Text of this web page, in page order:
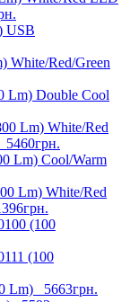
USB
White/Red/Green
Lm) Double Cool
Lm) White/Red
5460грн.
Lm) Cool/Warm
Lm) White/Red
(100
(100
Lm) 5663грн.